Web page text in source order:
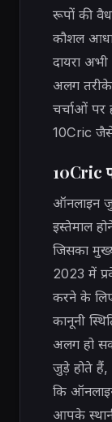
रूपों की
कौशल
दायरा
अलग
चर्चाओं पर
10Cric जैसे
10Cric
ऑनलाइन
इस्तेमाल
जिसका
2023 में
करने के
कानूनी
अलग हो
जुड़े होते हैं,
कि
आपके